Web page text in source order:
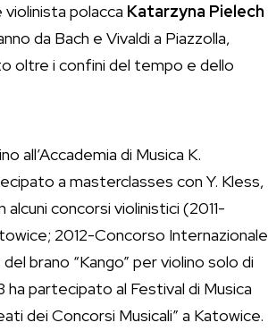
violinista polacca Katarzyna Pielech
da Bach e Vivaldi a Piazzolla,
oltre i confini del tempo e dello
all’Accademia di Musica K.
a masterclasses con Y. Kless,
alcuni concorsi violinistici (2011-
2012-Concorso Internazionale
brano “Kango” per violino solo di
ha partecipato al Festival di Musica
dei Concorsi Musicali” a Katowice.